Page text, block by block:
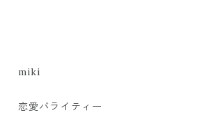
miki
恋愛バライティー